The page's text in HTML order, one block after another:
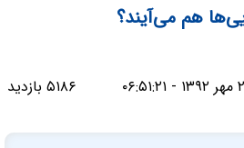
هم می‌آیند؟
۵۱۸۶ بازدید